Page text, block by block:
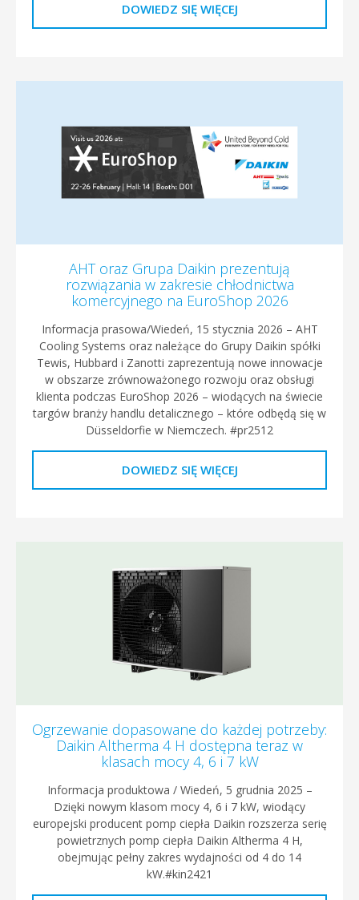
DOWIEDZ SIĘ WIĘCEJ
AHT oraz Grupa Daikin prezentują
rozwiązania w zakresie chłodnictwa
komercyjnego na EuroShop 2026
Informacja prasowa/Wiedeń, 15 stycznia 2026 – AHT
Cooling Systems oraz należące do Grupy Daikin spółki
Tewis, Hubbard i Zanotti zaprezentują nowe innowacje
w obszarze zrównoważonego rozwoju oraz obsługi
klienta podczas EuroShop 2026 – wiodących na świecie
targów branży handlu detalicznego – które odbędą się w
Düsseldorfie w Niemczech. #pr2512
DOWIEDZ SIĘ WIĘCEJ
Ogrzewanie dopasowane do każdej potrzeby:
Daikin Altherma 4 H dostępna teraz w
klasach mocy 4, 6 i 7 kW
Informacja produktowa / Wiedeń, 5 grudnia 2025 –
Dzięki nowym klasom mocy 4, 6 i 7 kW, wiodący
europejski producent pomp ciepła Daikin rozszerza serię
powietrznych pomp ciepła Daikin Altherma 4 H,
obejmując pełny zakres wydajności od 4 do 14
kW.#kin2421